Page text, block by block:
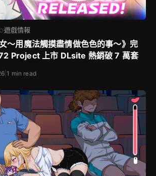
遊戲情報
～用魔法觸摸盡情做色色的事～》完
Project 上市 DLsite 熱銷破 7 萬套
|1 min read